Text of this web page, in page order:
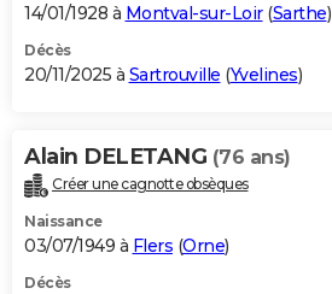
14/01/1928 à Montval-sur-Loir(Sarthe)
Décès
20/11/2025 à Sartrouville (Yvelines)
Alain DELETANG (76 ans)
Créer une cagnotte obsèques
Naissance
03/07/1949 à Flers (Orne)
Décès